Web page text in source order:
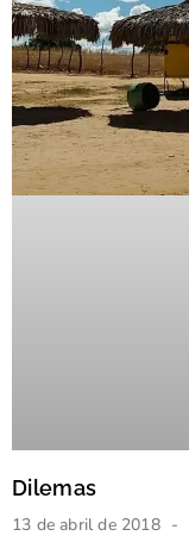
Dilemas
13 de abril de 2018